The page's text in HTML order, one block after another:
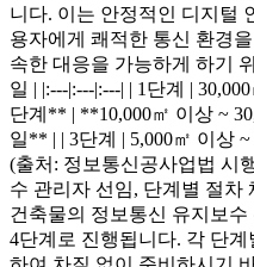
니다. 이는 안정적인 디지털
용자에게 쾌적한 통신 환경
속한 대응을 가능하게 하기
일 | |:---|:---|:---| | 1단계 |
단계** | **10,000㎡ 이상 ~
일** | | 3단계 | 5,000㎡ 이상
(출처: 정보통신공사업법 시
수 관리자 선임, 단계별 절차
건축물의 정보통신 유지보
4단계로 진행됩니다. 각 단